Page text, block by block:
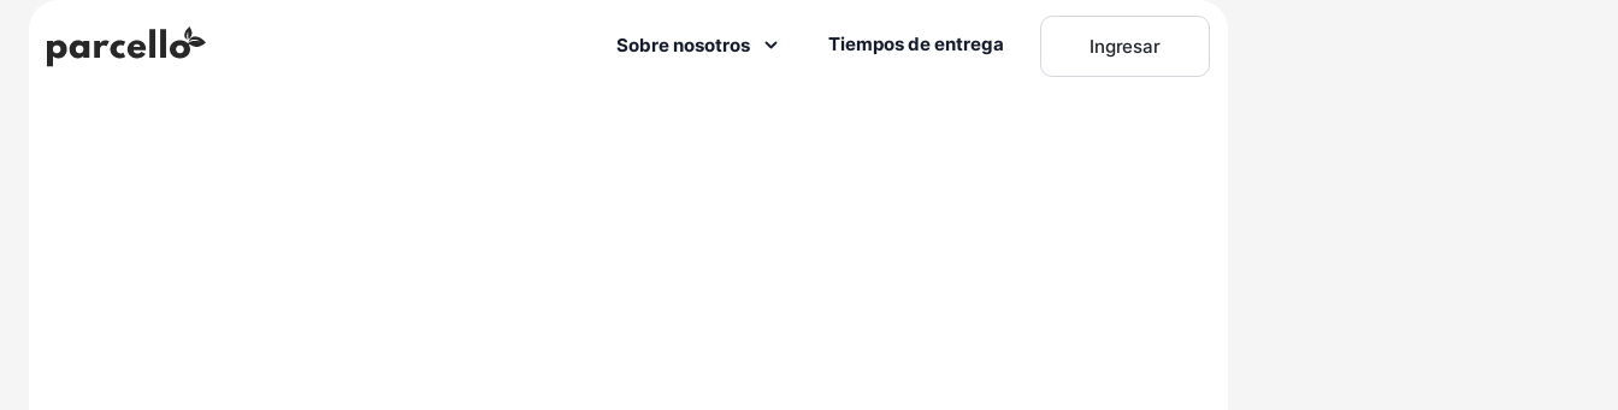
Sobre nosotros Tiempos de entrega Ingresar